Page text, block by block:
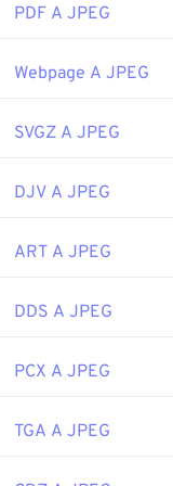
2004
di immagini o
per effettuare la
Microsoft Fotoe sulle
file-4139913
PDF A JPEG
Webpage A JPEG
SVGZ A JPEG
DJV A JPEG
ART A JPEG
DDS A JPEG
PCX A JPEG
TGA A JPEG